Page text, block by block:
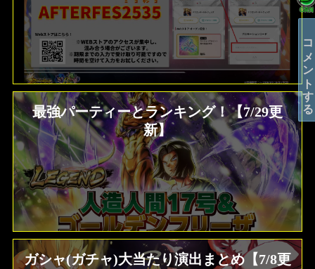
最強パーティーとランキング！【7/29更
新】
ガシャ(ガチャ)大当たり演出まとめ【7/8更
コメントする